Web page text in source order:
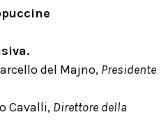
del Majno, Presidente
Cavalli, Direttore della